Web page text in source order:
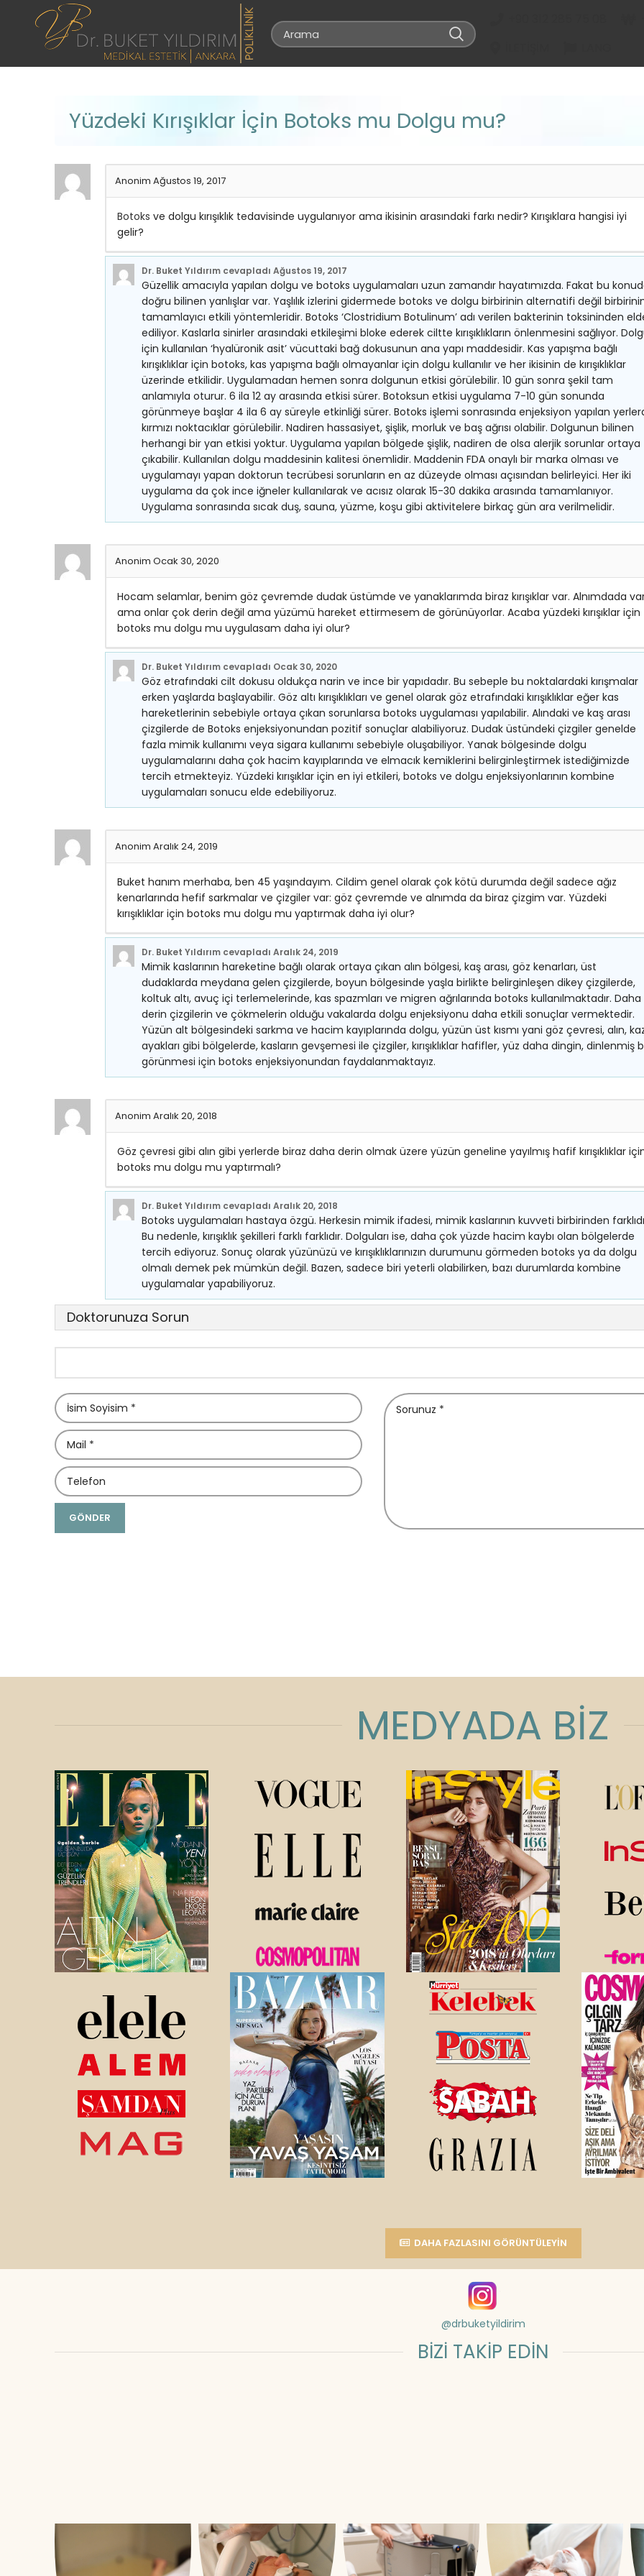
Yüzdeki Kırışıklar İçin Botoks mu Dolgu mu?
Anonim Ağustos 19, 2017
Botoks ve dolgu kırışıklık tedavisinde uygulanıyor ama ikisinin arasındaki farkı nedir? Kırışıklara hangisi iyi
gelir?
Dr. Buket Yıldırım cevapladı Ağustos 19, 2017
Güzellik amacıyla yapılan dolgu ve botoks uygulamaları uzun zamandır hayatımızda. Fakat bu
doğru bilinen yanlışlar var. Yaşlılık izlerini gidermede botoks ve dolgu birbirinin alternatifi değil
tamamlayıcı etkili yöntemleridir. Botoks ‘Clostridium Botulinum’ adı verilen bakterinin toksininden
ediliyor. Kaslarla sinirler arasındaki etkileşimi bloke ederek ciltte kırışıklıkların önlenmesini sağlıyor.
için kullanılan ‘hyalüronik asit’ vücuttaki bağ dokusunun ana yapı maddesidir. Kas yapışma bağlı
kırışıklıklar için botoks, kas yapışma bağlı olmayanlar için dolgu kullanılır ve her ikisinin de kırışıklıklar
üzerinde etkilidir. Uygulamadan hemen sonra dolgunun etkisi görülebilir. 10 gün sonra şekil tam
anlamıyla oturur. 6 ila 12 ay arasında etkisi sürer. Botoksun etkisi uygulama 7-10 gün sonunda
görünmeye başlar 4 ila 6 ay süreyle etkinliği sürer. Botoks işlemi sonrasında enjeksiyon yapılan
kırmızı noktacıklar görülebilir. Nadiren hassasiyet, şişlik, morluk ve baş ağrısı olabilir. Dolgunun bilinen
herhangi bir yan etkisi yoktur. Uygulama yapılan bölgede şişlik, nadiren de olsa alerjik sorunlar ortaya
çıkabilir. Kullanılan dolgu maddesinin kalitesi önemlidir. Maddenin FDA onaylı bir marka olması ve
uygulamayı yapan doktorun tecrübesi sorunların en az düzeyde olması açısından belirleyici. Her iki
uygulama da çok ince iğneler kullanılarak ve acısız olarak 15-30 dakika arasında tamamlanıyor.
Uygulama sonrasında sıcak duş, sauna, yüzme, koşu gibi aktivitelere birkaç gün ara verilmelidir.
Anonim Ocak 30, 2020
Hocam selamlar, benim göz çevremde dudak üstümde ve yanaklarımda biraz kırışıklar var. Alnımdada
ama onlar çok derin değil ama yüzümü hareket ettirmesem de görünüyorlar. Acaba yüzdeki kırışıklar için
botoks mu dolgu mu uygulasam daha iyi olur?
Dr. Buket Yıldırım cevapladı Ocak 30, 2020
Göz etrafındaki cilt dokusu oldukça narin ve ince bir yapıdadır. Bu sebeple bu noktalardaki kırışmalar
erken yaşlarda başlayabilir. Göz altı kırışıklıkları ve genel olarak göz etrafındaki kırışıklıklar eğer kas
hareketlerinin sebebiyle ortaya çıkan sorunlarsa botoks uygulaması yapılabilir. Alındaki ve kaş arası
çizgilerde de Botoks enjeksiyonundan pozitif sonuçlar alabiliyoruz. Dudak üstündeki çizgiler genelde
fazla mimik kullanımı veya sigara kullanımı sebebiyle oluşabiliyor. Yanak bölgesinde dolgu
uygulamalarını daha çok hacim kayıplarında ve elmacık kemiklerini belirginleştirmek istediğimizde
tercih etmekteyiz. Yüzdeki kırışıklar için en iyi etkileri, botoks ve dolgu enjeksiyonlarının kombine
uygulamaları sonucu elde edebiliyoruz.
Anonim Aralık 24, 2019
Buket hanım merhaba, ben 45 yaşındayım. Cildim genel olarak çok kötü durumda değil sadece ağız
kenarlarında hefif sarkmalar ve çizgiler var: göz çevremde ve alnımda da biraz çizgim var. Yüzdeki
kırışıklıklar için botoks mu dolgu mu yaptırmak daha iyi olur?
Dr. Buket Yıldırım cevapladı Aralık 24, 2019
Mimik kaslarının hareketine bağlı olarak ortaya çıkan alın bölgesi, kaş arası, göz kenarları, üst
dudaklarda meydana gelen çizgilerde, boyun bölgesinde yaşla birlikte belirginleşen dikey çizgilerde,
koltuk altı, avuç içi terlemelerinde, kas spazmları ve migren ağrılarında botoks kullanılmaktadır. Daha
derin çizgilerin ve çökmelerin olduğu vakalarda dolgu enjeksiyonu daha etkili sonuçlar vermektedir.
Yüzün alt bölgesindeki sarkma ve hacim kayıplarında dolgu, yüzün üst kısmı yani göz çevresi, alın,
ayakları gibi bölgelerde, kasların gevşemesi ile çizgiler, kırışıklıklar hafifler, yüz daha dingin, dinlenmiş
görünmesi için botoks enjeksiyonundan faydalanmaktayız.
Anonim Aralık 20, 2018
Göz çevresi gibi alın gibi yerlerde biraz daha derin olmak üzere yüzün geneline yayılmış hafif kırışıklıklar
botoks mu dolgu mu yaptırmalı?
Dr. Buket Yıldırım cevapladı Aralık 20, 2018
Botoks uygulamaları hastaya özgü. Herkesin mimik ifadesi, mimik kaslarının kuvveti birbirinden
Bu nedenle, kırışıklık şekilleri farklı farklıdır. Dolguları ise, daha çok yüzde hacim kaybı olan bölgelerde
tercih ediyoruz. Sonuç olarak yüzünüzü ve kırışıklıklarınızın durumunu görmeden botoks ya da dolgu
olmalı demek pek mümkün değil. Bazen, sadece biri yeterli olabilirken, bazı durumlarda kombine
uygulamalar yapabiliyoruz.
Doktorunuza Sorun
MEDYADA BİZ
DAHA FAZLASINI GÖRÜNTÜLEYIN
@drbuketyildirim
BİZİ TAKİP EDİN